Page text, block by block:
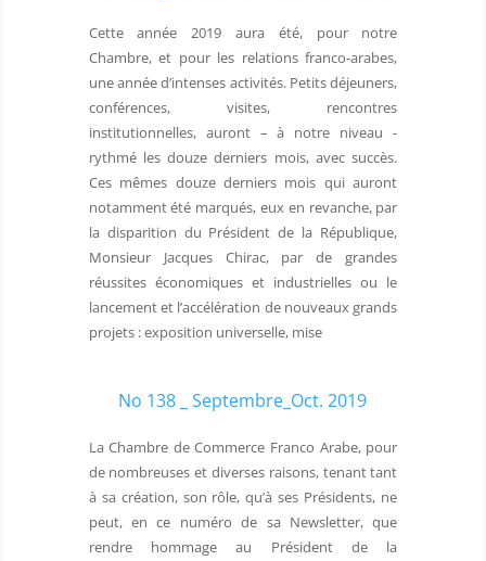
Cette année 2019 aura été, pour notre
Chambre, et pour les relations franco-arabes,
une année d’intenses activités. Petits déjeuners,
conférences, visites, rencontres
institutionnelles, auront – à notre niveau -
rythmé les douze derniers mois, avec succès.
Ces mêmes douze derniers mois qui auront
notamment été marqués, eux en revanche, par
la disparition du Président de la République,
Monsieur Jacques Chirac, par de grandes
réussites économiques et industrielles ou le
lancement et l’accélération de nouveaux grands
projets : exposition universelle, mise
No 138 _ Septembre_Oct. 2019
La Chambre de Commerce Franco Arabe, pour
de nombreuses et diverses raisons, tenant tant
à sa création, son rôle, qu’à ses Présidents, ne
peut, en ce numéro de sa Newsletter, que
rendre hommage au Président de la